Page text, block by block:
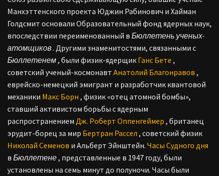
Манхэттенского проекта Юджин Рабинович и Хайман
Голдсмит основали Образовательный фонд ядерных наук,
впоследствии переименованный в Бюллетень ученых-
атомщиков. Другими знаменитостями, связанными с
Бюллетенем, были физик-ядерщик Ганс Бете ,
советский ученый-космонавт Анатолий Благонравов ,
еврейско-немецкий эмигрант и разработчик квантовой
механики Макс Борн , физик «отец атомной бомбы»,
ставший активистом борьбы с ядерным
распространением Дж. Роберт Оппенгеймер , британец
эрудит-борец за мир Бертран Рассел , советский физик
Николай Семенов и Альберт Эйнштейн. Часы Судного дня
в Бюллетене, представленные в 1947 году, были
установлены на семь минут до полуночи. Часы были